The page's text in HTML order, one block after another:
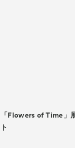
「Flowers of Time」
ト